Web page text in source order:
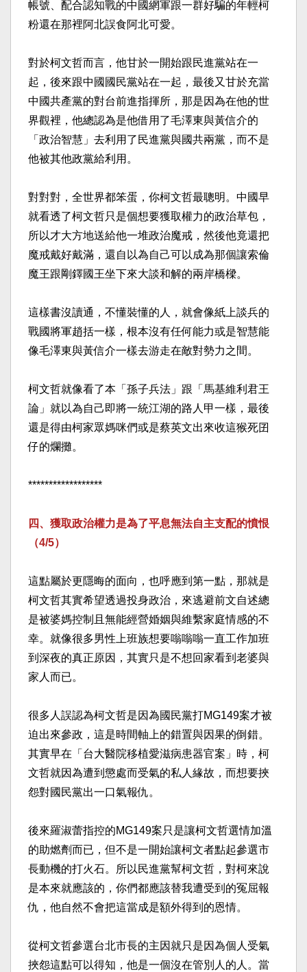
帳號、配合認知戰的中國網軍跟一群好騙的年輕柯
粉還在那裡阿北誤食阿北可愛。​
對於柯文哲而言，他甘於一開始跟民進黨站在一
起，後來跟中國國民黨站在一起，最後又甘於充當
中國共產黨的對台前進指揮所，那是因為在他的世
界觀裡，他總認為是他借用了毛澤東與黃信介的
「政治智慧」去利用了民進黨與國共兩黨，而不是
他被其他政黨給利用。​
對對對，全世界都笨蛋，你柯文哲最聰明。中國早
就看透了柯文哲只是個想要獲取權力的政治草包，
所以才大方地送給他一堆政治魔戒，然後他竟還把
魔戒戴好戴滿，還自以為自己可以成為那個讓索倫
魔王跟剛鐸國王坐下來大談和解的兩岸橋樑。​
這樣書沒讀通，不懂裝懂的人，就會像紙上談兵的
戰國將軍趙括一樣，根本沒有任何能力或是智慧能
像毛澤東與黃信介一樣去游走在敵對勢力之間。​
柯文哲就像看了本「孫子兵法」跟「馬基維利君王
論」就以為自己即將一統江湖的路人甲一樣，最後
還是得由柯家眾媽咪們或是蔡英文出來收這猴死囝
仔的爛攤。​
******************​
四、獲取政治權力是為了平息無法自主支配的憤恨
（4/5）​
這點屬於更隱晦的面向，也呼應到第一點，那就是
柯文哲其實希望透過投身政治，來逃避前文自述總
是被婆媽控制且無能經營婚姻與維繫家庭情感的不
幸。就像很多男性上班族想要嗡嗡嗡一直工作加班
到深夜的真正原因，其實只是不想回家看到老婆與
家人而已。​
很多人誤認為柯文哲是因為國民黨打MG149案才被
迫出來參政，這是時間軸上的錯置與因果的倒錯。
其實早在「台大醫院移植愛滋病患器官案」時，柯
文哲就因為遭到懲處而受氣的私人緣故，而想要挾
怨對國民黨出一口氣報仇。​
後來羅淑蕾指控的MG149案只是讓柯文哲選情加溫
的助燃劑而已，但不是一開始讓柯文者點起參選市
長動機的打火石。所以民進黨幫柯文哲，對柯來說
是本來就應該的，你們都應該替我遭受到的冤屈報
仇，他自然不會把這當成是額外得到的恩情。​
從柯文哲參選台北市長的主因就只是因為個人受氣
挾怨這點可以得知，他是一個沒在管別人的人。當